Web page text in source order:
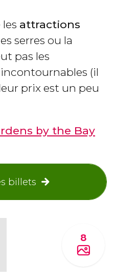
attractions
serres ou la
pas les
(il
prix est un peu
by the Bay
billets
8